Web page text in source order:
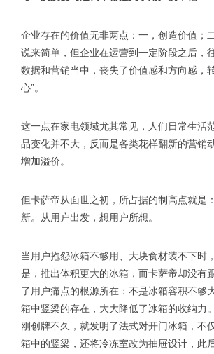
企业存在的价值无非两点：一，创造价值；
说来简单，但企业在运营到一定阶段之后，
数据和营销当中，丧失了价值感和方向感，
心”。
这一点在家电领域尤其常见，人们日常生活
品变化并不大，反而是各类花样翻新的营销
增加溢价。
但卡萨帝从面世之初，所占据的制高点就是
新。从用户出发，想用户所想。
当用户抱怨冰箱不够用、大块食材装不下时
是，推出体积更大的冰箱，而卡萨帝却没有
了用户痛点的根源所在：不是冰箱容积不够
箱中竖梁的存在，大大降低了冰箱的收纳力
刚创牌不久，就发明了法式对开门冰箱，不
箱中的竖梁，还将冷冻室改为抽屉设计，此